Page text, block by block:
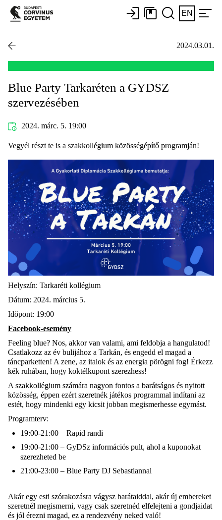
EN
2024.03.01.
Blue Party Tarkaréten a GYDSZ
szervezésében
2024. márc. 5. 19:00
Vegyél részt te is a szakkollégium közösségépítő programján!
Helyszín: Tarkaréti kollégium
Dátum: 2024. március 5.
Időpont: 19:00
Facebook-esemény
Feeling blue? Nos, akkor van valami, ami feldobja a hangulatod!
Csatlakozz az év bulijához a Tarkán, és engedd el magad a
táncparketten! A zene, az italok és az energia pörögni fog! Érkezz
kék ruhában, hogy koktélkupont szerezhess!
A szakkollégium számára nagyon fontos a barátságos és nyitott
közösség, éppen ezért szeretnék játékos programmal indítani az
estét, hogy mindenki egy kicsit jobban megismerhesse egymást.
Programterv:
19:00-21:00 – Rapid randi
19:00-21:00 – GyDSz információs pult, ahol a kuponokat
szerezheted be
21:00-23:00 – Blue Party DJ Sebastiannal
Akár egy esti szórakozásra vágysz barátaiddal, akár új embereket
szeretnél megismerni, vagy csak szeretnéd elfelejteni a gondjaidat
és jól érezni magad, ez a rendezvény neked való!